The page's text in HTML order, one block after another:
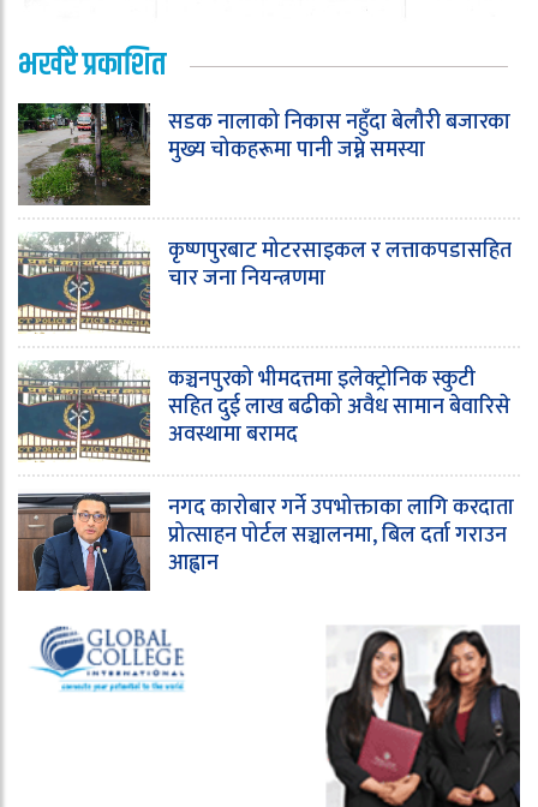
भर्खरै प्रकाशित
सडक नालाको निकास नहुँदा बेलौरी बजारका
मुख्य चोकहरूमा पानी जम्ने समस्या
कृष्णपुरबाट मोटरसाइकल र लत्ताकपडासहित
चार जना नियन्त्रणमा
कञ्चनपुरको भीमदत्तमा इलेक्ट्रोनिक स्कुटी
सहित दुई लाख बढीको अवैध सामान बेवारिसे
अवस्थामा बरामद
नगद कारोबार गर्ने उपभोक्ताका लागि करदाता
प्रोत्साहन पोर्टल सञ्चालनमा, बिल दर्ता गराउन
आह्वान